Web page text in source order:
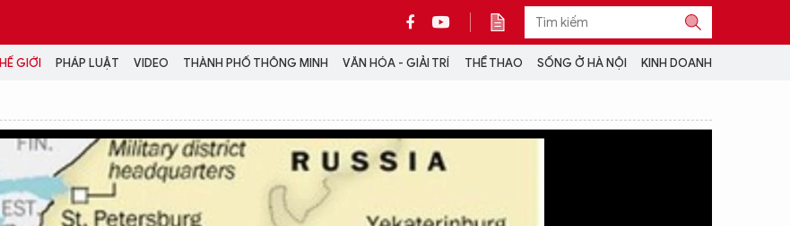
GIỚI PHÁP LUẬT VIDEO THÀNH PHỐ THÔNG MINH VĂN HÓA - GIẢI TRÍ THỂ THAO SỐNG Ở HÀ NỘI KINH DOANH
TRỊ - XÃ HỘI
hội Đảng
LUẬT
VIDEO
PODCAST
HOTLINE: 032 9907 579